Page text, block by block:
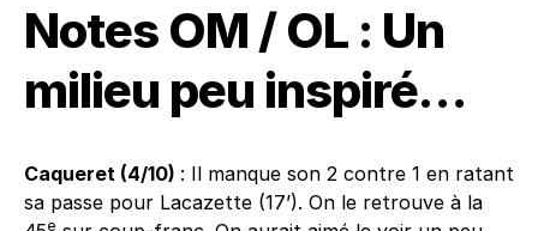
Notes OM / OL : Un
milieu peu inspiré…
Caqueret (4/10) : Il manque son 2 contre 1 en ratant
sa passe pour Lacazette (17’). On le retrouve à la
e